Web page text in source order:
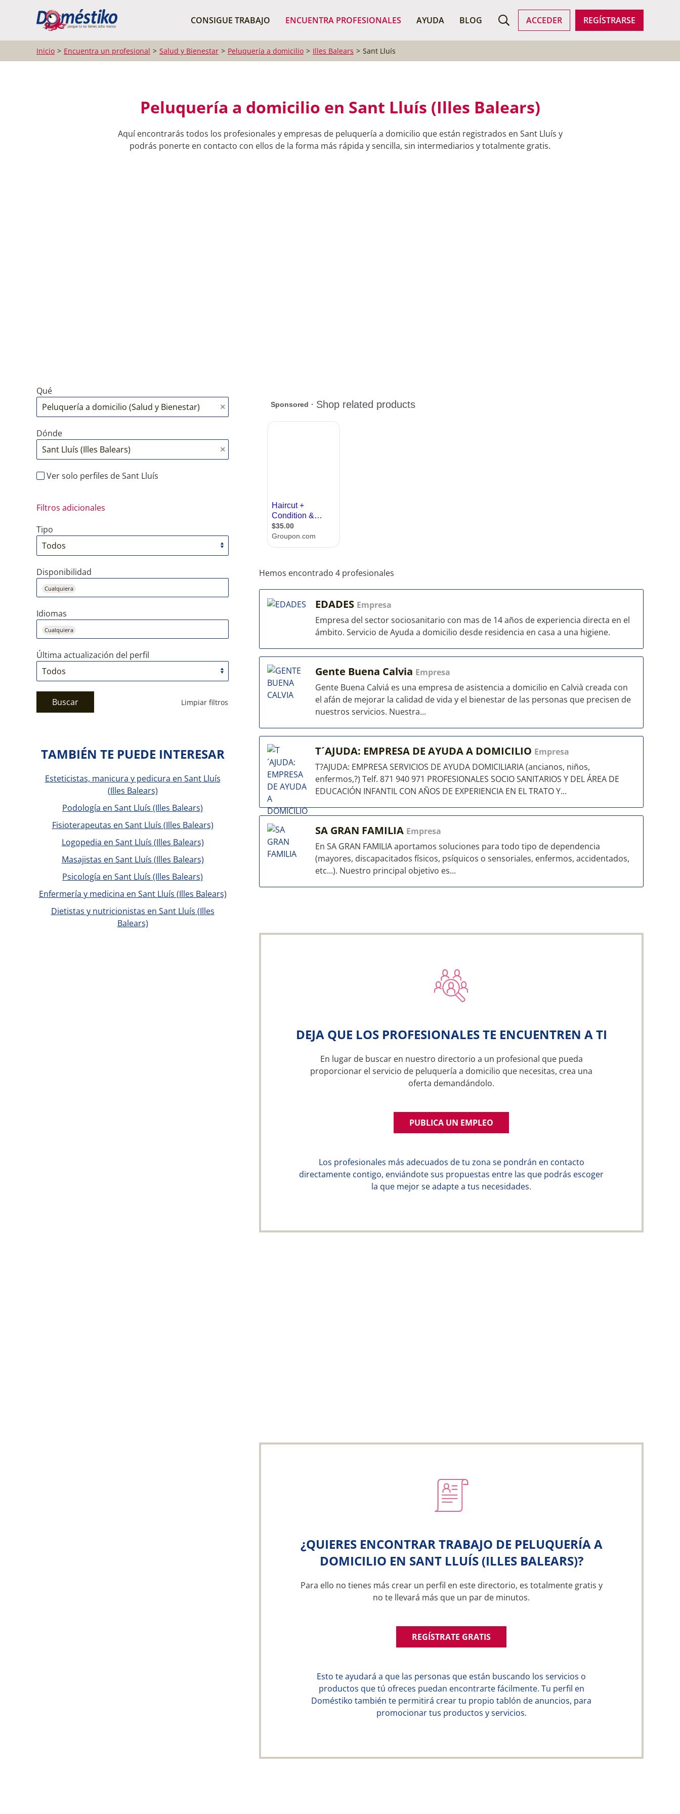
CONSIGUE TRABAJO ENCUENTRA PROFESIONALES AYUDA BLOG ACCEDER REGÍSTRARSE
BUSCAR PROFESIONALES
Inicio Encuentra un profesional Salud y Bienestar Peluquería a domicilio Illes Balears Sant Lluís
Peluquería a domicilio en Sant Lluís (Illes Balears)
Aquí encontrarás todos los profesionales y empresas de peluquería a domicilio que están registrados en Sant Lluís y
podrás ponerte en contacto con ellos de la forma más rápida y sencilla, sin intermediarios y totalmente gratis.
Qué
Dónde
Ver solo perfiles de Sant Lluís
Filtros adicionales
Tipo
Disponibilidad
Cualquiera
Idiomas
Cualquiera
Última actualización del perfil
Buscar Limpiar filtros
Hemos encontrado 4 profesionales
EDADES Empresa
Empresa del sector sociosanitario con mas de 14 años de experiencia directa en el
ámbito. Servicio de Ayuda a domicilio desde residencia en casa a una higiene.
Gente Buena Calvia Empresa
Gente Buena Calviá es una empresa de asistencia a domicilio en Calvià creada con
el afán de mejorar la calidad de vida y el bienestar de las personas que precisen de
nuestros servicios. Nuestra...
T´AJUDA: EMPRESA DE AYUDA A DOMICILIO Empresa
T?AJUDA: EMPRESA SERVICIOS DE AYUDA DOMICILIARIA (ancianos, niños,
enfermos,?) Telf. 871 940 971 PROFESIONALES SOCIO SANITARIOS Y DEL ÁREA DE
EDUCACIÓN INFANTIL CON AÑOS DE EXPERIENCIA EN EL TRATO Y...
SA GRAN FAMILIA Empresa
En SA GRAN FAMILIA aportamos soluciones para todo tipo de dependencia
(mayores, discapacitados físicos, psíquicos o sensoriales, enfermos, accidentados,
etc...). Nuestro principal objetivo es...
DEJA QUE LOS PROFESIONALES TE ENCUENTREN A TI
En lugar de buscar en nuestro directorio a un profesional que pueda
proporcionar el servicio de peluquería a domicilio que necesitas, crea una
oferta demandándolo.
PUBLICA UN EMPLEO
Los profesionales más adecuados de tu zona se pondrán en contacto
directamente contigo, enviándote sus propuestas entre las que podrás escoger
la que mejor se adapte a tus necesidades.
¿QUIERES ENCONTRAR TRABAJO DE PELUQUERÍA A
DOMICILIO EN SANT LLUÍS (ILLES BALEARS)?
Para ello no tienes más crear un perfil en este directorio, es totalmente gratis y
no te llevará más que un par de minutos.
REGÍSTRATE GRATIS
Esto te ayudará a que las personas que están buscando los servicios o
productos que tú ofreces puedan encontrarte fácilmente. Tu perfil en
Doméstiko también te permitirá crear tu propio tablón de anuncios, para
promocionar tus productos y servicios.
TAMBIÉN TE PUEDE INTERESAR
Esteticistas, manicura y pedicura en Sant Lluís
(Illes Balears)
Podología en Sant Lluís (Illes Balears)
Fisioterapeutas en Sant Lluís (Illes Balears)
Logopedia en Sant Lluís (Illes Balears)
Masajistas en Sant Lluís (Illes Balears)
Psicología en Sant Lluís (Illes Balears)
Enfermería y medicina en Sant Lluís (Illes Balears)
Dietistas y nutricionistas en Sant Lluís (Illes
Balears)